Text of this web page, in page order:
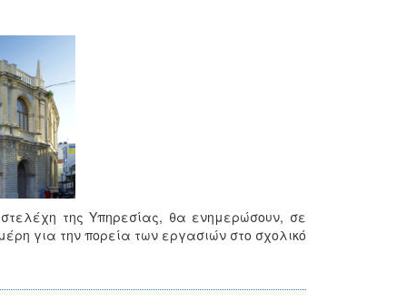
της Υπηρεσίας, θα ενημερώσουν, σε
για την πορεία των εργασιών στο σχολικό